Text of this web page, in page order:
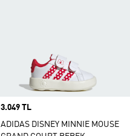
Price
3.049 TL
ADIDAS DISNEY MINNIE MOUSE